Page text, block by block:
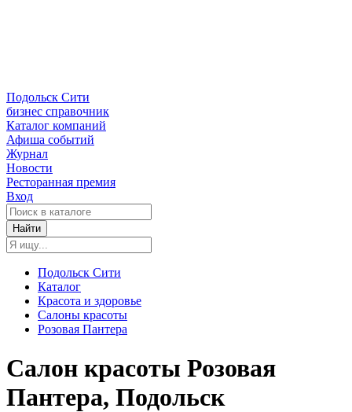
Подольск Сити
бизнес справочник
Каталог компаний
Афиша событий
Журнал
Новости
Ресторанная премия
Вход
Найти
Подольск Сити
Каталог
Красота и здоровье
Салоны красоты
Розовая Пантера
Салон красоты Розовая
Пантера, Подольск